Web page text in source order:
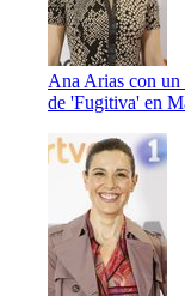
Ana Arias con
de 'Fugitiva' en